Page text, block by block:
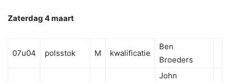
Zaterdag 4 maart
07u04 polsstok M kwalificatie
Ben
Broeders
John